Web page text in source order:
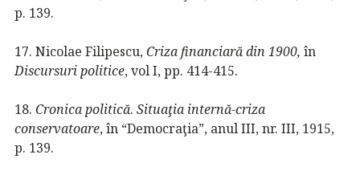
p. 139.
17. Nicolae Filipescu, Criza financiară din 1900, în
Discursuri politice, vol I, pp. 414-415.
18. Cronica politică. Situaţia internă-criza
conservatoare, în “Democraţia”, anul III, nr. III, 1915,
p. 139.